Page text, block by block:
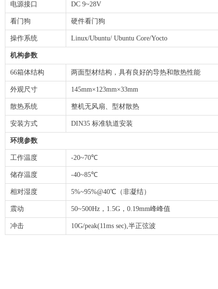
电源接口 DC 9~28V
看门狗 硬件看门狗
操作系统 Linux/Ubuntu/ Ubuntu Core/Yocto
机构参数
66箱体结构 两面型材结构，具有良好的导热和散热性能
外观尺寸 145mm×123mm×33mm
散热系统 整机无风扇、型材散热
安装方式 DIN35 标准轨道安装
环境参数
工作温度 -20~70℃
储存温度 -40~85℃
相对湿度 5%~95%@40℃（非凝结）
震动 50~500Hz，1.5G，0.19mm峰峰值
冲击 10G/peak(11ms sec),半正弦波